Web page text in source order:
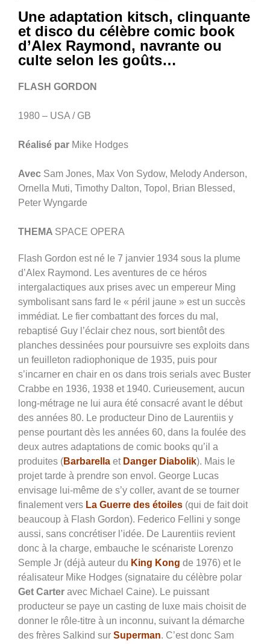
Une adaptation kitsch, clinquante
et disco du célèbre comic book
d’Alex Raymond, navrante ou
culte selon les goûts…
FLASH GORDON
1980 – USA / GB
Réalisé par Mike Hodges
Avec Sam Jones, Max Von Sydow, Melody Anderson,
Ornella Muti, Timothy Dalton, Topol, Brian Blessed,
Peter Wyngarde
THEMA SPACE OPERA
Flash Gordon est né le 7 janvier 1934 sous la plume
d’Alex Raymond. Les aventures de ce héros
intergalactiques aux prises avec un empereur Ming
symbolisant sans fard le « péril jaune » est un succès
immédiat. Le fier combattant des forces du mal,
rebaptisé Guy l’éclair chez nous, sort bientôt des
planches dessinées pour poursuivre ses exploits dans
un feuilleton radiophonique de 1935, puis pour
s’incarner en chair en os dans trois serials avec Buster
Crabbe en 1936, 1938 et 1940. Curieusement, aucun
long-métrage ne lui aura été consacré avant le début
des années 80. Le producteur Dino de Laurentiis y
pense pourtant dès les années 60, dans la foulée des
deux autres adaptations de comic books qu’il a
produites (Barbarella et Danger Diabolik). Mais le
projet tarde à prendre son envol. George Lucas
envisage lui-même de s’y coller, avant de se tourner
finalement vers La Guerre des étoiles (qui de fait doit
beaucoup à Flash Gordon). Federico Fellini y songe
aussi, sans concrétiser l’idée. De Laurentiis revient
donc à la charge, embauche le scénariste Lorenzo
Semple Jr (déjà auteur du King Kong de 1976) et le
réalisateur Mike Hodges (signataire du célèbre polar
Get Carter avec Michael Caine). Le puissant
producteur se paye un casting de luxe mais choisit de
donner le rôle-titre à un inconnu, suivant la démarche
des frères Salkind sur Superman. C’est donc Sam